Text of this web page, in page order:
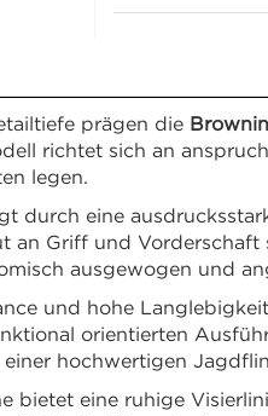
prägen die
richtet sich an
legen.
durch eine
an Griff und
ausgewogen und
und hohe
orientierten
hochwertigen
eine ruhige